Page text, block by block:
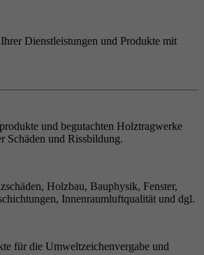
Dienstleistungen und Produkte mit
und begutachten Holztragwerke
Schäden und Rissbildung.
Holzbau, Bauphysik, Fenster,
Innenraumluftqualität und dgl.
für die Umweltzeichenvergabe und